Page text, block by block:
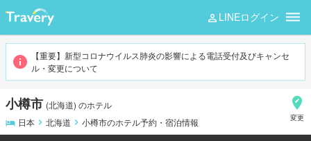
LINEログイン
【重要】新型コロナウイルス肺炎の影響による電話受付及びキャンセ
ル・変更について
小樽市 (北海道) のホテル
日本
北海道 小樽市のホテル予約・宿泊情報 変更